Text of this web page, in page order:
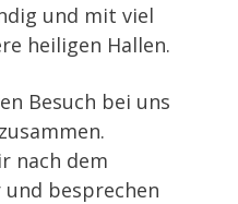
und mit viel
heiligen Hallen.
Besuch bei uns
nach dem
besprechen